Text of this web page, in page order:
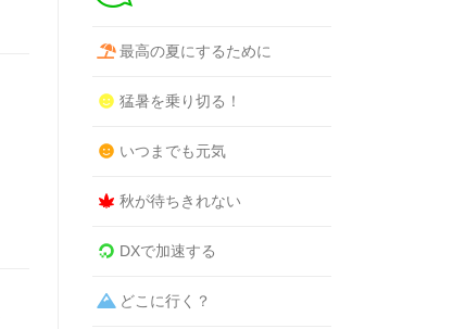
最高の夏にするために
猛暑を乗り切る！
いつまでも元気
秋が待ちきれない
DXで加速する
どこに行く？